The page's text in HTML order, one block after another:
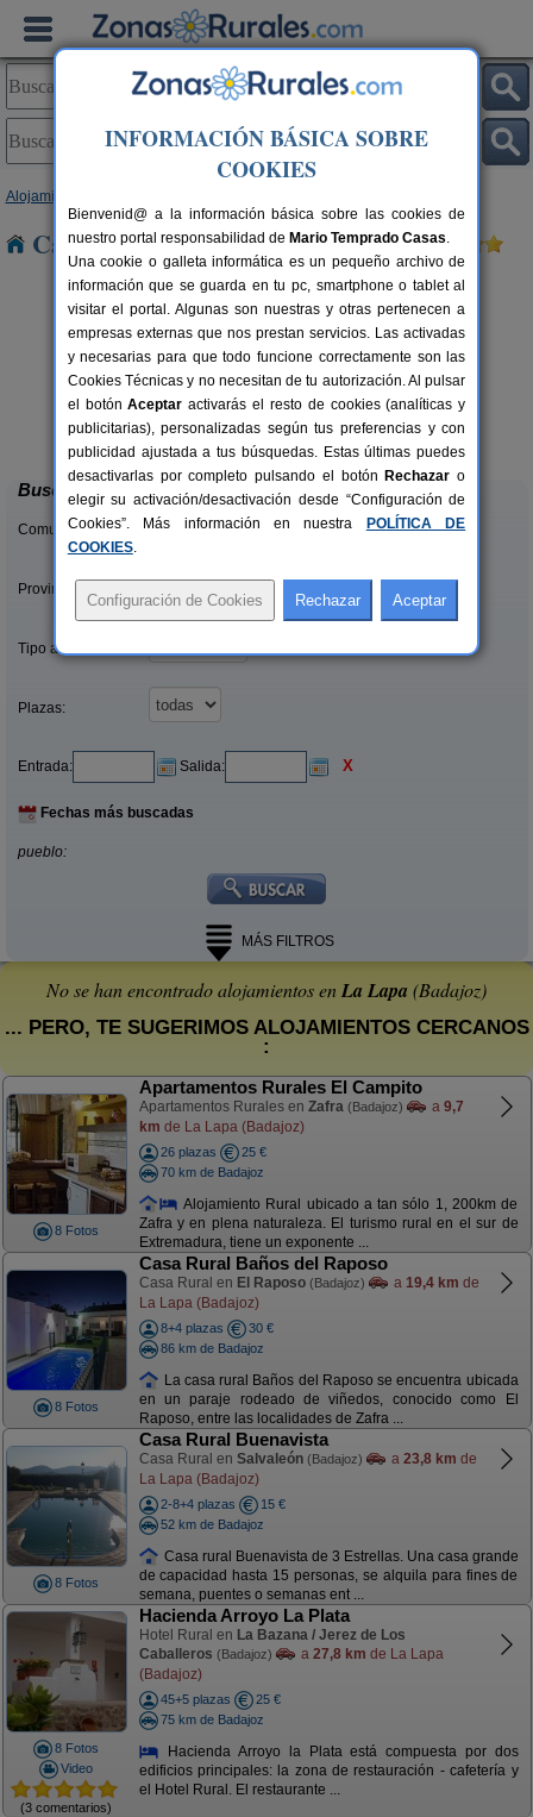
Alojamientos
Casas Rurales cerca de La Lapa
16+10 pers.
desde35 €
Casa Rural La Pajarona
Siruela (Badajoz)
Buscar
Comunidades:
Provincias/Islas:
Tipo alquiler:
Plazas:
Entrada: Salida: X
Fechas más buscadas
pueblo:
MÁS FILTROS
No se han encontrado alojamientos enLa Lapa (Badajoz)
... PERO, TE SUGERIMOS ALOJAMIENTOS CERCANOS
:
8 Fotos
Apartamentos Rurales El Campito
Apartamentos Rurales en Zafra (Badajoz) a 9,7
km de La Lapa (Badajoz)
26 plazas
25 €
70 km de Badajoz
Alojamiento Rural ubicado a tan sólo 1, 200km de
Zafra y en plena naturaleza. El turismo rural en el sur de
Extremadura, tiene un exponente ...
8 Fotos
Casa Rural Baños del Raposo
Casa Rural en El Raposo (Badajoz) a 19,4 km de
La Lapa (Badajoz)
8+4 plazas
30 €
86 km de Badajoz
La casa rural Baños del Raposo se encuentra ubicada
en un paraje rodeado de viñedos, conocido como El
Raposo, entre las localidades de Zafra ...
8 Fotos
Casa Rural Buenavista
Casa Rural en Salvaleón (Badajoz) a 23,8 km de
La Lapa (Badajoz)
2-8+4 plazas
15 €
52 km de Badajoz
Casa rural Buenavista de 3 Estrellas. Una casa grande
de capacidad hasta 15 personas, se alquila para fines de
semana, puentes o semanas ent ...
8 Fotos
Video
(3 comentarios)
Hacienda Arroyo La Plata
Hotel Rural en La Bazana / Jerez de Los
Caballeros (Badajoz) a 27,8 km de La Lapa
(Badajoz)
45+5 plazas
25 €
75 km de Badajoz
Hacienda Arroyo la Plata está compuesta por dos
edificios principales: la zona de restauración - cafetería y
el Hotel Rural. El restaurante ...
INFORMACIÓN BÁSICA SOBRE
COOKIES
Bienvenid@ a la información básica sobre las cookies de
nuestro portal responsabilidad de Mario Temprado Casas.
Una cookie o galleta informática es un pequeño archivo de
información que se guarda en tu pc, smartphone o tablet al
visitar el portal. Algunas son nuestras y otras pertenecen a
empresas externas que nos prestan servicios. Las activadas
y necesarias para que todo funcione correctamente son las
Cookies Técnicas y no necesitan de tu autorización. Al pulsar
el botónAceptar activarás el resto de cookies (analíticas y
publicitarias), personalizadas según tus preferencias y con
publicidad ajustada a tus búsquedas. Estas últimas puedes
desactivarlas por completo pulsando el botón Rechazar o
elegir su activación/desactivación desde “Configuración de
Cookies”. Más información en nuestra
POLÍTICA DE
COOKIES.